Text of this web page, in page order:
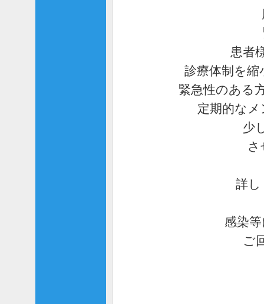
患者
診療体制を
緊急性のある
定期的な
少
詳
感染
ご